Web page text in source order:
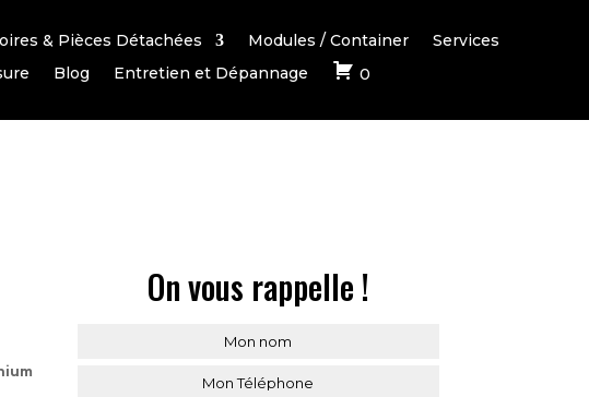
& Pièces Détachées Modules / Container
Services
Blog Entretien et Dépannage 0
On vous rappelle !